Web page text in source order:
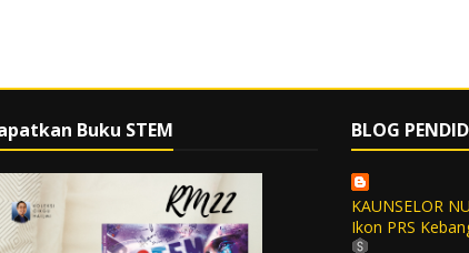
Buku STEM BLOG
KAUNSELOR
Ikon PRS